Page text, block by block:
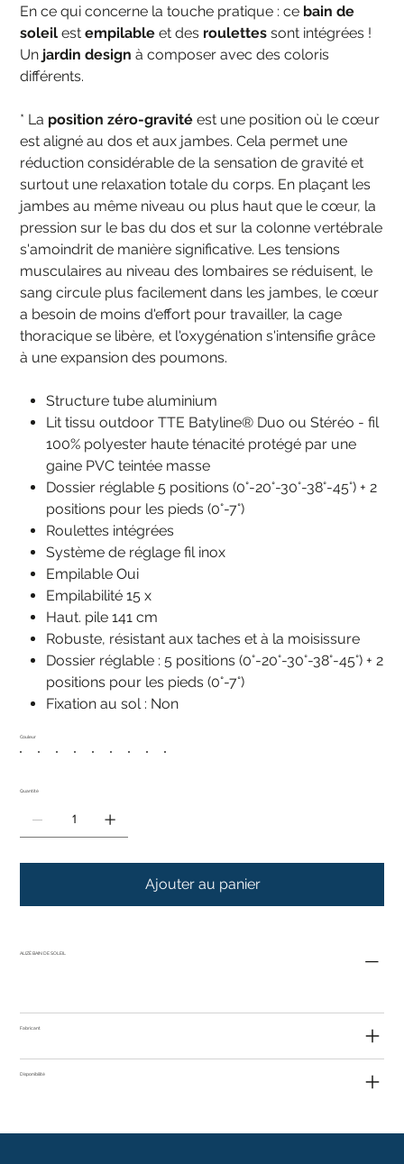
En ce qui concerne la touche pratique : ce bain de
soleil estempilable et des roulettes sont intégrées !
Un jardin design à composer avec des coloris
différents.
* La position zéro-gravité est une position où le cœur
est aligné au dos et aux jambes. Cela permet une
réduction considérable de la sensation de gravité et
surtout une relaxation totale du corps. En plaçant les
jambes au même niveau ou plus haut que le cœur, la
pression sur le bas du dos et sur la colonne vertébrale
s'amoindrit de manière significative. Les tensions
musculaires au niveau des lombaires se réduisent, le
sang circule plus facilement dans les jambes, le cœur
a besoin de moins d'effort pour travailler, la cage
thoracique se libère, et l'oxygénation s'intensifie grâce
à une expansion des poumons.
Structure tube aluminium
Lit tissu outdoor TTE Batyline® Duo ou Stéréo - fil
100% polyester haute ténacité protégé par une
gaine PVC teintée masse
Dossier réglable 5 positions (0°-20°-30°-38°-45°) + 2
positions pour les pieds (0°-7°)
Roulettes intégrées
Système de réglage fil inox
Empilable Oui
Empilabilité 15 x
Haut. pile 141 cm
Robuste, résistant aux taches et à la moisissure
Dossier réglable : 5 positions (0°-20°-30°-38°-45°) + 2
positions pour les pieds (0°-7°)
Fixation au sol : Non
Couleur
Quantité
Ajouter au panier
ALIZÉ BAIN DE SOLEIL
Fabricant
Disponibilité